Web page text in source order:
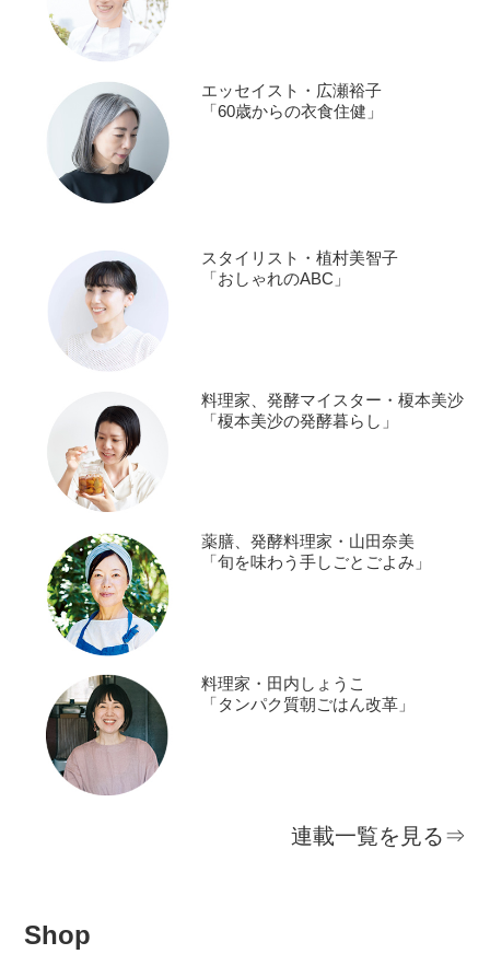
エッセイスト・広瀬裕子
「60歳からの衣食住健」
スタイリスト・植村美智子
「おしゃれのABC」
料理家、発酵マイスター・榎本美沙
「榎本美沙の発酵暮らし」
薬膳、発酵料理家・山田奈美
「旬を味わう手しごとごよみ」
料理家・田内しょうこ
「タンパク質朝ごはん改革」
連載一覧を見る⇒
Shop